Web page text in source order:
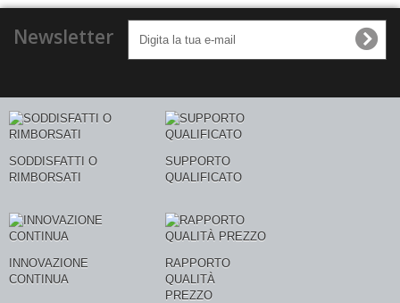
Newsletter
SODDISFATTI O
RIMBORSATI
SUPPORTO
QUALIFICATO
INNOVAZIONE
CONTINUA
RAPPORTO
QUALITÀ
PREZZO